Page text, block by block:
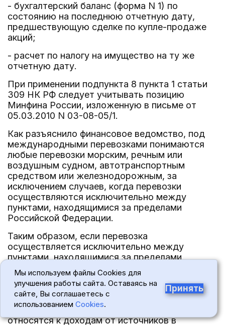
- бухгалтерский баланс (форма N 1) по
состоянию на последнюю отчетную дату,
предшествующую сделке по купле-продаже
акций;
- расчет по налогу на имущество на ту же
отчетную дату.
При применении подпункта 8 пункта 1 статьи
309 НК РФ следует учитывать позицию
Минфина России, изложенную в письме от
05.03.2010 N 03-08-05/1.
Как разъяснило финансовое ведомство, под
международными перевозками понимаются
любые перевозки морским, речным или
воздушным судном, автотранспортным
средством или железнодорожным, за
исключением случаев, когда перевозки
осуществляются исключительно между
пунктами, находящимися за пределами
Российской Федерации.
Таким образом, если перевозка
осуществляется исключительно между
пунктами, находящимися за пределами
Российской Федерации, такая перевозка, в
соответствии с нормами НК РФ, не
рассматривается как международная для
целей взимания налога на прибыль. Доходы
литовской организации от таких перевозок не
относятся к доходам от источников в
Мы используем файлы Cookies для
улучшения работы сайта. Оставаясь на
сайте, Вы соглашаетесь с
использованием Cookies.
Принять